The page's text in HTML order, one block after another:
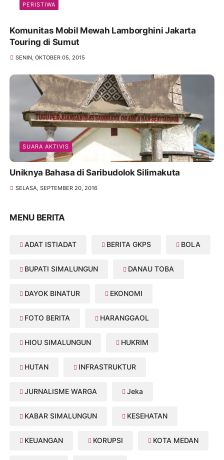
PERISTIWA
Komunitas Mobil Mewah Lamborghini Jakarta
Touring di Sumut
SENIN, OKTOBER 05, 2015
SUARA AKTIVIS
Uniknya Bahasa di Saribudolok Silimakuta
SELASA, SEPTEMBER 20, 2016
MENU BERITA
ADAT ISTIADAT BERITA GKPS BOLA
BUPATI SIMALUNGUN DANAU TOBA
DAYOK BINATUR EKONOMI
FOTO BERITA HARANGGAOL
HIOU SIMALUNGUN HUKRIM
HUTAN INFRASTRUKTUR
JURNALISME WARGA Jeka
KABAR SIMALUNGUN KESEHATAN
KEUANGAN KORUPSI KOTA MEDAN